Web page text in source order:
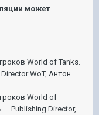
может
World of Tanks.
WoT, Антон
World of
Publishing Director,